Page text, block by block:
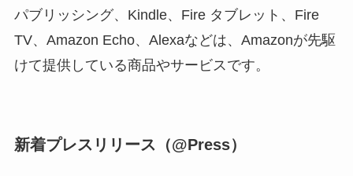
パブリッシング、Kindle、Fire タブレット、Fire
TV、Amazon Echo、Alexaなどは、Amazonが先駆
けて提供している商品やサービスです。
新着プレスリリース（@Press）